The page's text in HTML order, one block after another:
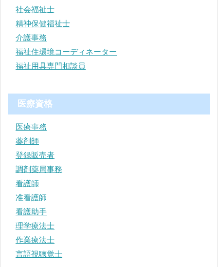
社会福祉士
精神保健福祉士
介護事務
福祉住環境コーディネーター
福祉用具専門相談員
医療資格
医療事務
薬剤師
登録販売者
調剤薬局事務
看護師
准看護師
看護助手
理学療法士
作業療法士
言語視聴覚士